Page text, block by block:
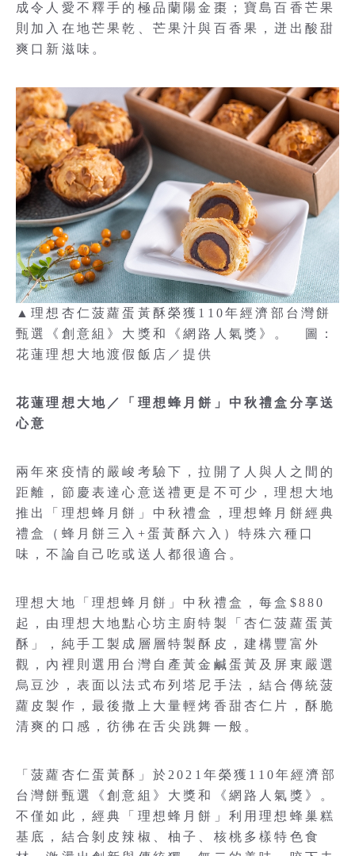
成令人愛不釋手的極品蘭陽金棗；寶島百香芒果
則加入在地芒果乾、芒果汁與百香果，迸出酸甜
爽口新滋味。
▲理想杏仁菠蘿蛋黃酥榮獲110年經濟部台灣餅
甄選《創意組》大獎和《網路人氣獎》。 圖：
花蓮理想大地渡假飯店／提供
花蓮理想大地／「理想蜂月餅」中秋禮盒分享送
心意
兩年來疫情的嚴峻考驗下，拉開了人與人之間的
距離，節慶表達心意送禮更是不可少，理想大地
推出「理想蜂月餅」中秋禮盒，理想蜂月餅經典
禮盒（蜂月餅三入+蛋黃酥六入）特殊六種口
味，不論自己吃或送人都很適合。
理想大地「理想蜂月餅」中秋禮盒，每盒$880
起，由理想大地點心坊主廚特製「杏仁菠蘿蛋黃
酥」，純手工製成層層特製酥皮，建構豐富外
觀，內裡則選用台灣自產黃金鹹蛋黃及屏東嚴選
烏豆沙，表面以法式布列塔尼手法，結合傳統菠
蘿皮製作，最後撒上大量輕烤香甜杏仁片，酥脆
清爽的口感，彷彿在舌尖跳舞一般。
「菠蘿杏仁蛋黃酥」於2021年榮獲110年經濟部
台灣餅甄選《創意組》大獎和《網路人氣獎》。
不僅如此，經典「理想蜂月餅」利用理想蜂巢糕
基底，結合剝皮辣椒、柚子、核桃多樣特色食